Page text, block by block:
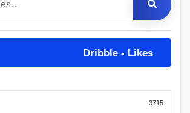
шт.
заказ
Макс.
заказ
Описание
Dribble - Likes
3715